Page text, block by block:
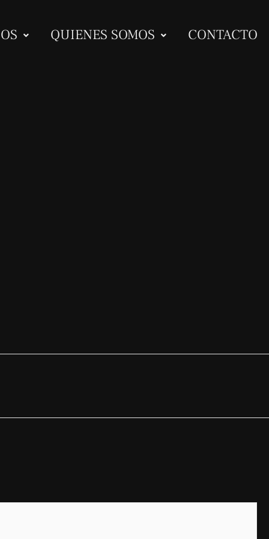
QUIENES SOMOS CONTACTO